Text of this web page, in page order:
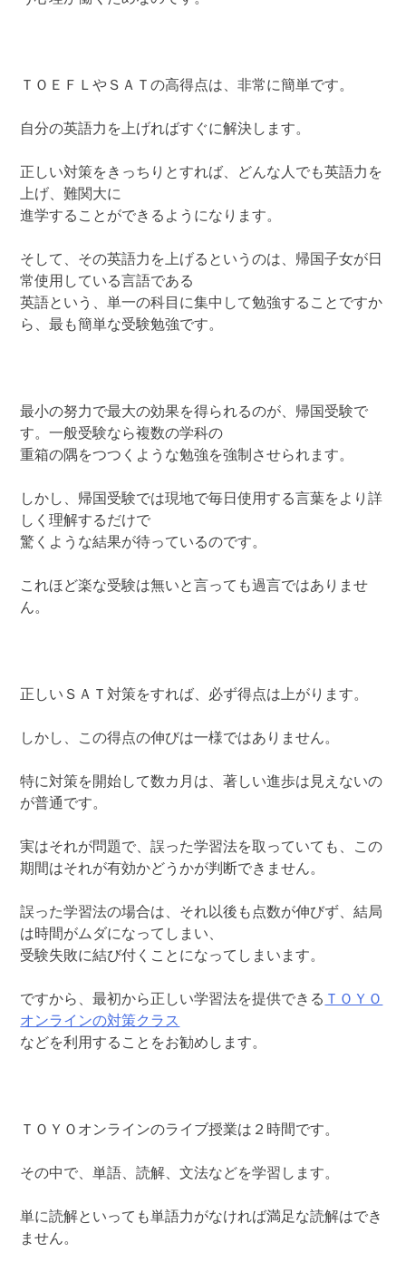
ＴＯＥＦＬやＳＡＴの高得点は、非常に簡単です。
自分の英語力を上げればすぐに解決します。
正しい対策をきっちりとすれば、どんな人でも英語力を
上げ、難関大に
進学することができるようになります。
そして、その英語力を上げるというのは、帰国子女が日
常使用している言語である
英語という、単一の科目に集中して勉強することですか
ら、最も簡単な受験勉強です。
最小の努力で最大の効果を得られるのが、帰国受験で
す。一般受験なら複数の学科の
重箱の隅をつつくような勉強を強制させられます。
しかし、帰国受験では現地で毎日使用する言葉をより詳
しく理解するだけで
驚くような結果が待っているのです。
これほど楽な受験は無いと言っても過言ではありませ
ん。
正しいＳＡＴ対策をすれば、必ず得点は上がります。
しかし、この得点の伸びは一様ではありません。
特に対策を開始して数カ月は、著しい進歩は見えないの
が普通です。
実はそれが問題で、誤った学習法を取っていても、この
期間はそれが有効かどうかが判断できません。
誤った学習法の場合は、それ以後も点数が伸びず、結局
は時間がムダになってしまい、
受験失敗に結び付くことになってしまいます。
ですから、最初から正しい学習法を提供できる ＴＯＹＯ
オンラインの対策クラス
などを利用することをお勧めします。
ＴＯＹＯオンラインのライブ授業は２時間です。
その中で、単語、読解、文法などを学習します。
単に読解といっても単語力がなければ満足な読解はでき
ません。